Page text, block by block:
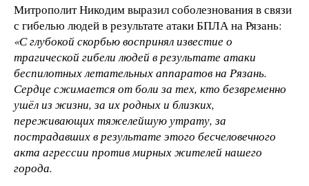
Митрополит Никодим выразил соболезнования в связи
с гибелью людей в результате атаки БПЛА на Рязань:
«С глубокой скорбью воспринял известие о
трагической гибели людей в результате атаки
беспилотных летательных аппаратов на Рязань.
Сердце сжимается от боли за тех, кто безвременно
ушёл из жизни, за их родных и близких,
переживающих тяжелейшую утрату, за
пострадавших в результате этого бесчеловечного
акта агрессии против мирных жителей нашего
города.